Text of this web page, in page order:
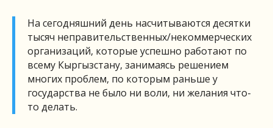
На сегодняшний день насчитываются десятки
тысяч неправительственных/некоммерческих
организаций, которые успешно работают по
всему Кыргызстану, занимаясь решением
многих проблем, по которым раньше у
государства не было ни воли, ни желания что-
то делать.